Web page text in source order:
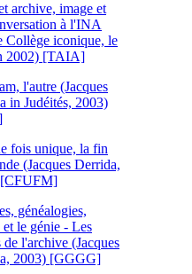
archive, image et
à l'INA
Collège iconique, le
2002) [TAIA]
l'autre (Jacques
in Judéités, 2003)
fois unique, la fin
(Jacques Derrida,
généalogies,
et le génie - Les
de l'archive (Jacques
2003) [GGGG]